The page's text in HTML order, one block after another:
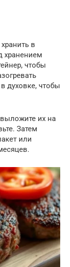
в
хранением
чтобы
духовке, чтобы
их на
Затем
или